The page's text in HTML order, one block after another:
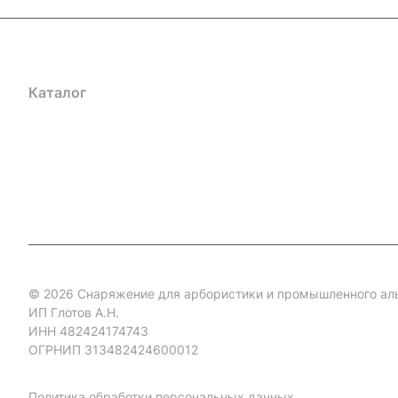
Каталог
© 2026 Снаряжение для арбористики и промышленного
ИП Глотов А.Н.
ИНН 482424174743
ОГРНИП 313482424600012